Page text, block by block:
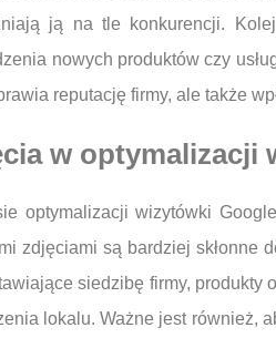
ją na tle konkurencji.
nowych produktów czy
reputację firmy, ale także
w optymalizacji
optymalizacji wizytówki
zdjęciami są bardziej
siedzibę firmy,
lokalu. Ważne jest również,